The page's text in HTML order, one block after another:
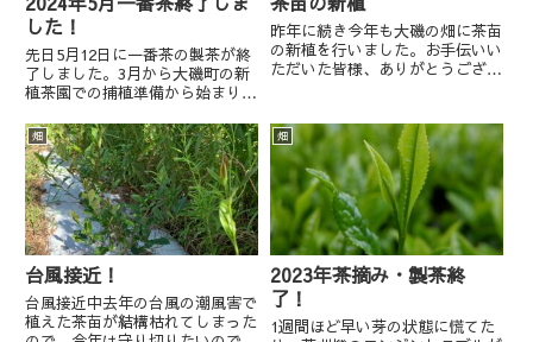
した！
先日5月12日に一番茶の製茶が終
了しました。3月から大磯町の新
植茶園での捕植準備から始まり、
刈り前の蔓取り、お茶を刈っては
製茶を繰り返し、ようやく一旦終
了です。当園（髙野茶園）は非常
に規模の小さい兼業茶農家では...
昨年に続き今年も大磯の畑に茶苗
の新植を行いました。お手伝いい
ただいた皆様、ありがとうござい
しましたが、今年はなんとかうま
く育てていきたいと思います。
畑
台風接近！
台風接近中去年の台風の潮風害で
植えた茶苗が結構枯れてしまった
畑
2023年茶摘み・製茶終
了！
1週間ほど早い芽の状態に慌てた